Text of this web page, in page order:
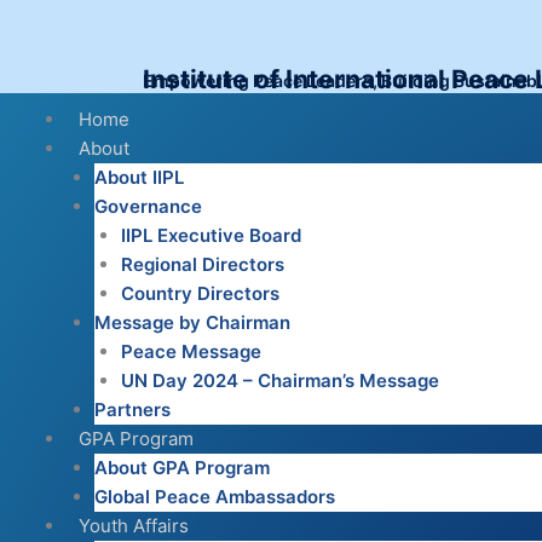
Institute of International Peace
Empowering Peace Leaders, Building
Home
About
About IIPL
Governance
IIPL Executive Board
Regional Directors
Country Directors
Message by Chairman
Peace Message
UN Day 2024 – Chairman’s Message
Partners
GPA Program
About GPA Program
Global Peace Ambassadors
Youth Affairs
Menu